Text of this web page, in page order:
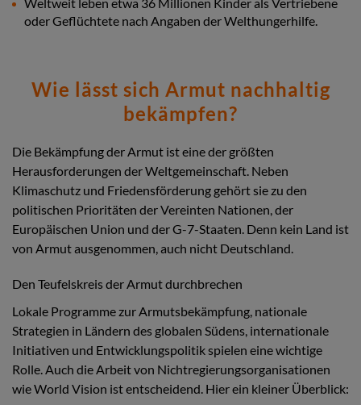
oder Geflüchtete nach Angaben der Welthungerhilfe.
Wie lässt sich Armut nachhaltig
bekämpfen?
Die Bekämpfung der Armut ist eine der größten
Herausforderungen der Weltgemeinschaft. Neben
Klimaschutz und Friedensförderung gehört sie zu den
politischen Prioritäten der Vereinten Nationen, der
Europäischen Union und der G-7-Staaten. Denn kein Land ist
von Armut ausgenommen, auch nicht Deutschland.
Den Teufelskreis der Armut durchbrechen
Lokale Programme zur Armutsbekämpfung, nationale
Strategien in Ländern des globalen Südens, internationale
Initiativen und Entwicklungspolitik spielen eine wichtige
Rolle. Auch die Arbeit von Nichtregierungsorganisationen
wie World Vision ist entscheidend. Hier ein kleiner Überblick: